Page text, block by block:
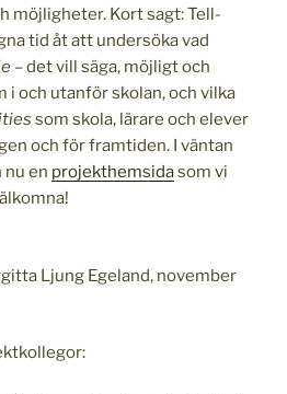
möjligheter. Kort sagt: Tell-
tid åt att undersöka vad
– det vill säga, möjligt och
i och utanför skolan, och vilka
som skola, lärare och elever
och för framtiden. I väntan
nu en projekthemsidasom vi
Ljung Egeland, november